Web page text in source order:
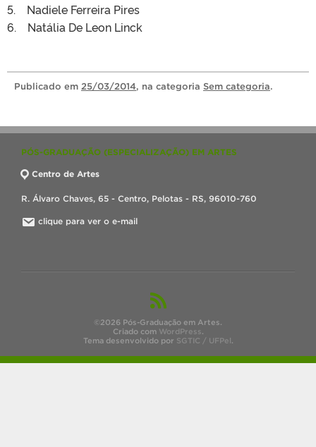
5. Nadiele Ferreira Pires
6. Natália De Leon Linck
Publicado em 25/03/2014, na categoria Sem categoria.
PÓS-GRADUAÇÃO (ESPECIALIZAÇÃO) EM ARTES
Centro de Artes
R. Álvaro Chaves, 65 - Centro, Pelotas - RS, 96010-760
clique para ver o e-mail
©2026 Pós-Graduação em Artes.
Criado com WordPress.
Tema desenvolvido por SGTIC / UFPel.